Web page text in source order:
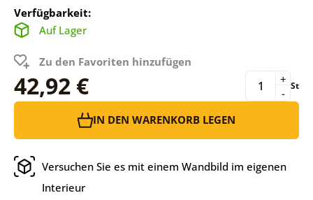
Verfügbarkeit:
Auf Lager
Zu den Favoriten hinzufügen
42,92 € -
+ St
IN DEN WARENKORB LEGEN
Versuchen Sie es mit einem Wandbild im eigenen
Interieur